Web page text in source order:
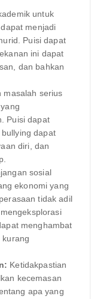
untuk
menjadi
Puisi dapat
ini dapat
dan bahkan
masalah serius
Puisi dapat
dapat
diri, dan
sosial
ekonomi yang
tidak adil
menghambat
kurang
Ketidakpastian
kecemasan
apa yang